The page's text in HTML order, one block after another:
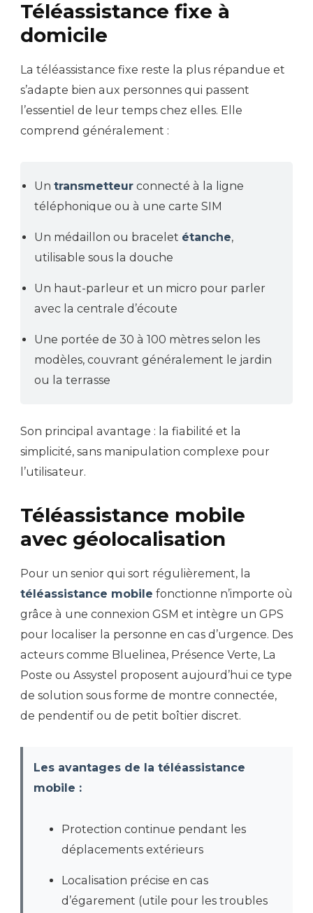
Téléassistance fixe à
domicile
La téléassistance fixe reste la plus répandue et
s’adapte bien aux personnes qui passent
l’essentiel de leur temps chez elles. Elle
comprend généralement :
Un transmetteur connecté à la ligne
téléphonique ou à une carte SIM
Un médaillon ou bracelet étanche,
utilisable sous la douche
Un haut-parleur et un micro pour parler
avec la centrale d’écoute
Une portée de 30 à 100 mètres selon les
modèles, couvrant généralement le jardin
ou la terrasse
Son principal avantage : la fiabilité et la
simplicité, sans manipulation complexe pour
l’utilisateur.
Téléassistance mobile
avec géolocalisation
Pour un senior qui sort régulièrement, la
téléassistance mobile fonctionne n’importe où
grâce à une connexion GSM et intègre un GPS
pour localiser la personne en cas d’urgence. Des
acteurs comme Bluelinea, Présence Verte, La
Poste ou Assystel proposent aujourd’hui ce type
de solution sous forme de montre connectée,
de pendentif ou de petit boîtier discret.
Les avantages de la téléassistance
mobile :
Protection continue pendant les
déplacements extérieurs
Localisation précise en cas
d’égarement (utile pour les troubles